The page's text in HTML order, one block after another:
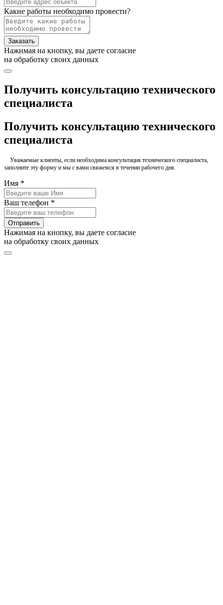
Какие работы необходимо провести?
Заказать
Нажимая на кнопку, вы даете согласие
на обработку своих данных
Получить консультацию технического
специалиста
Получить консультацию технического
специалиста
Уважаемые клиенты, если необходима консультация технического специалиста,
заполните эту форму и мы с вами свяжемся в течении рабочего дня.
Имя *
Ваш телефон *
Отправить
Нажимая на кнопку, вы даете согласие
на обработку своих данных